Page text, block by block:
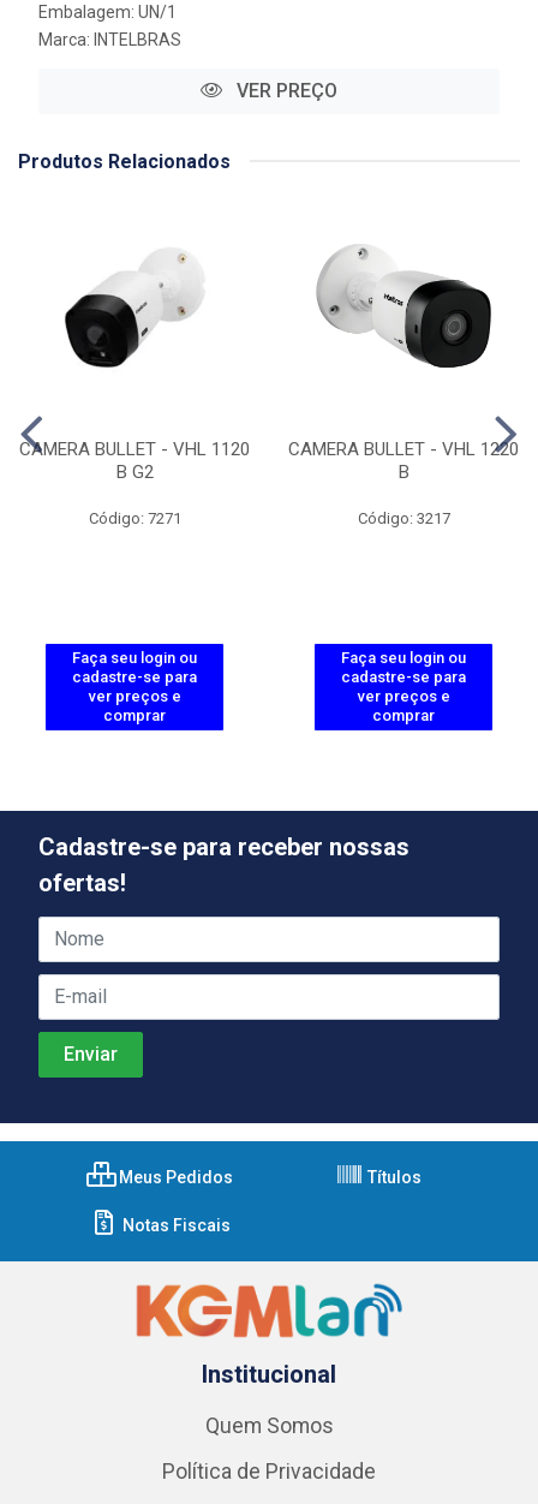
Embalagem: UN/1
Marca: INTELBRAS
VER PREÇO
Produtos Relacionados
CAMERA BULLET - VHL 1120
B G2
Código: 7271
Faça seu login ou
cadastre-se para
ver preços e
comprar
CAMERA BULLET - VHL 1220
B
Código: 3217
Faça seu login ou
cadastre-se para
ver preços e
comprar
Cadastre-se para receber nossas
ofertas!
Meus Pedidos Títulos
Notas Fiscais
Institucional
Quem Somos
Política de Privacidade